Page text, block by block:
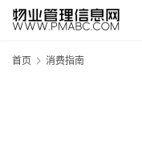
首页 消费指南